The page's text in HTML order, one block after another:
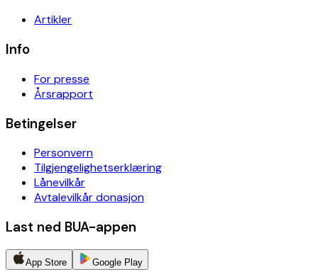
Artikler
Info
For presse
Årsrapport
Betingelser
Personvern
Tilgjengelighetserklæring
Lånevilkår
Avtalevilkår donasjon
Last ned BUA-appen
App Store Google Play